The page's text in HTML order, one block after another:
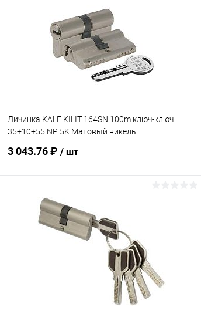
Купить в 1 клик
В избранное В наличии
Личинка KALE KILIT 164SN 100m ключ-ключ
35+10+55 NP 5K Матовый никель
3 043.76 ₽ / шт
Купить в 1 клик К сравнению
В наличии